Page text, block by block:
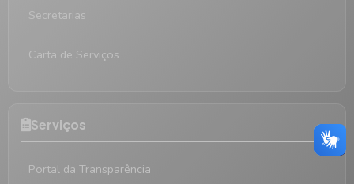
Secretarias
Carta de Serviços
Serviços
Portal da Transparência